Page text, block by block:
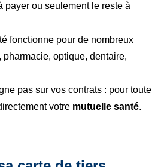
payer ou seulement le reste à
fonctionne pour de nombreux
pharmacie, optique, dentaire,
pas sur vos contrats : pour toute
votre mutuelle santé.